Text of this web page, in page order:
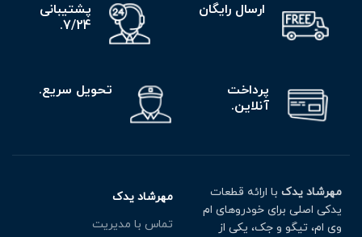
ارسال رایگان
پشتیبانی
7/24.
پرداخت
آنلاین.
تحویل سریع.
مهرشاد یدک با ارائه قطعات
یدکی اصلی برای خودروهای ام
وی ام، تیگو و جک، یکی از
مهرشاد یدک
تماس با مدیریت